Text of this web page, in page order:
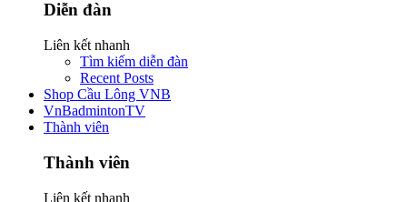
Diễn đàn
Liên kết nhanh
Tìm kiếm diễn đàn
Recent Posts
Shop Cầu Lông VNB
VnBadmintonTV
Thành viên
Thành viên
Liên kết nhanh